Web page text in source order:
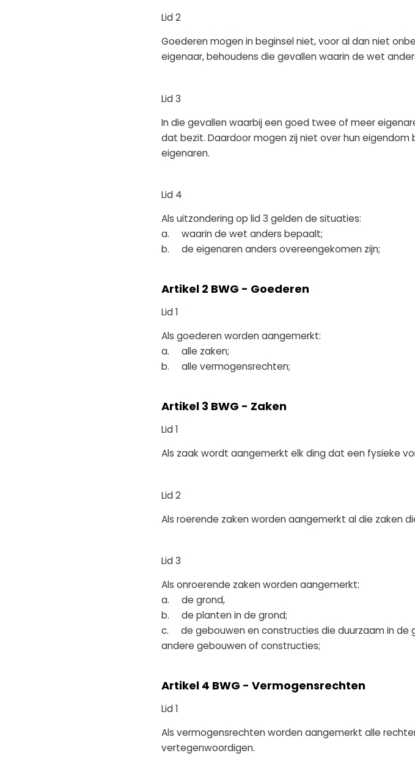
Lid 2
Goederen mogen in beginsel niet, voor al dan niet
eigenaar, behoudens die gevallen waarin de wet
Lid 3
In die gevallen waarbij een goed twee of meer
dat bezit. Daardoor mogen zij niet over hun
eigenaren.
Lid 4
Als uitzondering op lid 3 gelden de situaties:
a. waarin de wet anders bepaalt;
b. de eigenaren anders overeengekomen zijn;
Artikel 2 BWG - Goederen
Lid 1
Als goederen worden aangemerkt:
a. alle zaken;
b. alle vermogensrechten;
Artikel 3 BWG - Zaken
Lid 1
Als zaak wordt aangemerkt elk ding dat een fysieke
Lid 2
Als roerende zaken worden aangemerkt al die zaken
Lid 3
Als onroerende zaken worden aangemerkt:
a. de grond,
b. de planten in de grond;
c. de gebouwen en constructies die duurzaam in de
andere gebouwen of constructies;
Artikel 4 BWG - Vermogensrechten
Lid 1
Als vermogensrechten worden aangemerkt alle
vertegenwoordigen.